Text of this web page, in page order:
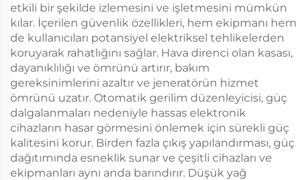
etkili bir şekilde izlemesini ve işletmesini mümkün
kılar. İçerilen güvenlik özellikleri, hem ekipmanı hem
de kullanıcıları potansiyel elektriksel tehlikelerden
koruyarak rahatlığını sağlar. Hava direnci olan kasası,
dayanıklılığı ve ömrünü artırır, bakım
gereksinimlerini azaltır ve jeneratörün hizmet
ömrünü uzatır. Otomatik gerilim düzenleyicisi, güç
dalgalanmaları nedeniyle hassas elektronik
cihazların hasar görmesini önlemek için sürekli güç
kalitesini korur. Birden fazla çıkış yapılandırması, güç
dağıtımında esneklik sunar ve çeşitli cihazları ve
ekipmanları aynı anda barındırır. Düşük yağ